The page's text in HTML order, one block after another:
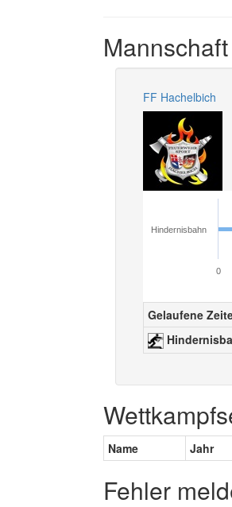
Mannschaft
FF Hachelbich
Hindernisbahn
0
Gelaufene
Name Jahr
Fehler